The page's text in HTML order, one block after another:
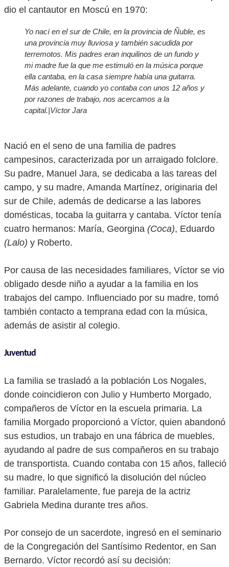
dio el cantautor en Moscú en 1970:
Yo nací en el sur de Chile, en la provincia de Ñuble, es
una provincia muy lluviosa y también sacudida por
terremotos. Mis padres eran inquilinos de un fundo y
mi madre fue la que me estimuló en la música porque
ella cantaba, en la casa siempre había una guitarra.
Más adelante, cuando yo contaba con unos 12 años y
por razones de trabajo, nos acercamos a la
capital.|Víctor Jara
Nació en el seno de una familia de padres
campesinos, caracterizada por un arraigado folclore.
Su padre, Manuel Jara, se dedicaba a las tareas del
campo, y su madre, Amanda Martínez, originaria del
sur de Chile, además de dedicarse a las labores
domésticas, tocaba la guitarra y cantaba. Víctor tenía
cuatro hermanos: María, Georgina (Coca), Eduardo
(Lalo) y Roberto.
Por causa de las necesidades familiares, Víctor se vio
obligado desde niño a ayudar a la familia en los
trabajos del campo. Influenciado por su madre, tomó
también contacto a temprana edad con la música,
además de asistir al colegio.
Juventud
La familia se trasladó a la población Los Nogales,
donde coincidieron con Julio y Humberto Morgado,
compañeros de Víctor en la escuela primaria. La
familia Morgado proporcionó a Víctor, quien abandonó
sus estudios, un trabajo en una fábrica de muebles,
ayudando al padre de sus compañeros en su trabajo
de transportista. Cuando contaba con 15 años, falleció
su madre, lo que significó la disolución del núcleo
familiar. Paralelamente, fue pareja de la actriz
Gabriela Medina durante tres años.
Por consejo de un sacerdote, ingresó en el seminario
de la Congregación del Santísimo Redentor, en San
Bernardo. Víctor recordó así su decisión: